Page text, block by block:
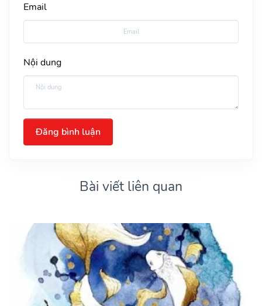
Email
Nội dung
Đăng bình luận
Bài viết liên quan